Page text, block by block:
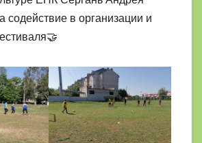
содействие в организации и